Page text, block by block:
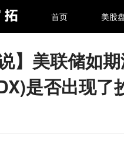
首页 美股
】美联储如
是否出现了